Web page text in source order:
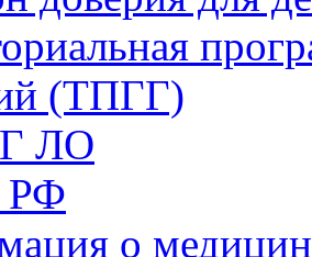
(ТПГГ)
ЛО
РФ
о